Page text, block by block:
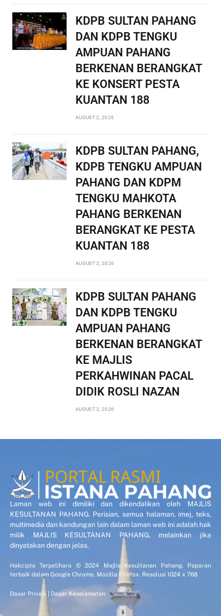
KDPB SULTAN PAHANG
DAN KDPB TENGKU
AMPUAN PAHANG
BERKENAN BERANGKAT
KE KONSERT PESTA
KUANTAN 188
AUGUST 2, 2026
KDPB SULTAN PAHANG,
KDPB TENGKU AMPUAN
PAHANG DAN KDPM
TENGKU MAHKOTA
PAHANG BERKENAN
BERANGKAT KE PESTA
KUANTAN 188
AUGUST 2, 2026
KDPB SULTAN PAHANG
DAN KDPB TENGKU
AMPUAN PAHANG
BERKENAN BERANGKAT
KE MAJLIS
PERKAHWINAN PACAL
DIDIK ROSLI NAZAN
AUGUST 2, 2026
Laman web ini dimiliki dan dikendalikan oleh MAJLIS
KESULTANAN PAHANG. Perisian, semua halaman, imej, teks,
multimedia dan kandungan lain dalam laman web ini adalah hak
milik MAJLIS KESULTANAN PAHANG, melainkan jika
dinyatakan dengan jelas.
Hakcipta Terpelihara © 2024 Majlis Kesultanan Pahang. Paparan
terbaik dalam Google Chrome, Mozilla Firefox. Resolusi 1024 x 768
Dasar Privasi Dasar Keselamatan